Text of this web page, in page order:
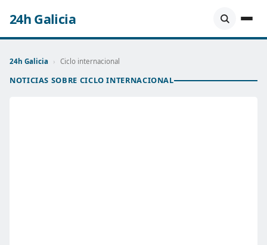
24h Galicia
24h Galicia › Ciclo internacional
NOTICIAS SOBRE CICLO INTERNACIONAL